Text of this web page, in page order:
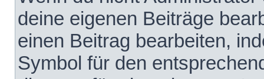
deine eigenen Beiträge
einen Beitrag bearbeiten,
Symbol für den